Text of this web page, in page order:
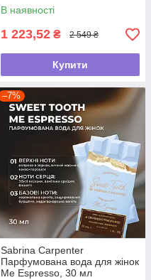
В наявності
1 223,52 ₴ 2 549 ₴
Купити
–7%
Sabrina Carpenter
Парфумована вода для жінок
Me Espresso, 30 мл